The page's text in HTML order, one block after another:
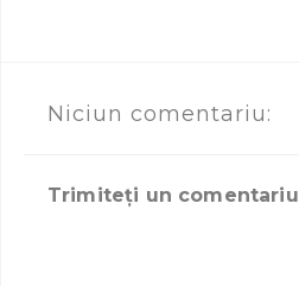
Niciun comentariu:
Trimiteți un comentariu